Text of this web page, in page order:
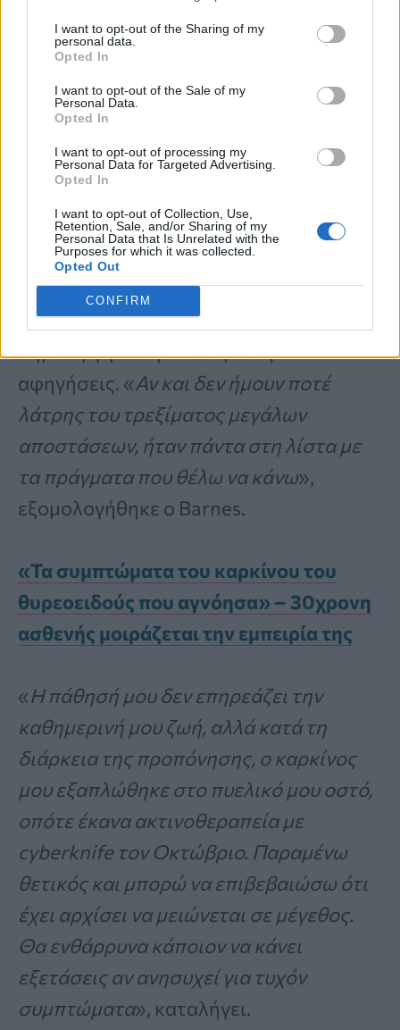
I want to opt-out of the Sharing of my
personal data.
Opted In
I want to opt-out of the Sale of my
Personal Data.
Opted In
I want to opt-out of processing my
Personal Data for Targeted Advertising.
Opted In
I want to opt-out of Collection, Use,
Retention, Sale, and/or Sharing of my
Personal Data that Is Unrelated with the
Purposes for which it was collected.
Opted Out
CONFIRM
και οι δύο γιοι μου θα σκέφτονται το ίδιο
τα επόμενα χρόνια», προσθέτει.
Τον Μάρτιο του 2024,ξεκίνησε την
εμπειρία του στο τρέξιμο
ολοκληρώνοντας με επιτυχία έναν
ημιμαραθώνιο μέχρι τον Μάιο. Τώρα,
ετοιμάζεται να συμμετάσχει στον
Μαραθώνιο Flawed Hero, μια
διοργάνωση που έχει σχεδιαστεί για να
ενθαρρύνει τη συμπερίληψη και να
δημιουργήσει εμπνευσμένες
αφηγήσεις. «Αν και δεν ήμουν ποτέ
λάτρης του τρεξίματος μεγάλων
αποστάσεων, ήταν πάντα στη λίστα με
τα πράγματα που θέλω να κάνω»,
εξομολογήθηκε ο Barnes.
«Τα συμπτώματα του καρκίνου του
θυρεοειδούς που αγνόησα» – 30χρονη
ασθενής μοιράζεται την εμπειρία της
«Η πάθησή μου δεν επηρεάζει την
καθημερινή μου ζωή, αλλά κατά τη
διάρκεια της προπόνησης, ο καρκίνος
μου εξαπλώθηκε στο πυελικό μου οστό,
οπότε έκανα ακτινοθεραπεία με
cyberknife τον Οκτώβριο. Παραμένω
θετικός και μπορώ να επιβεβαιώσω ότι
έχει αρχίσει να μειώνεται σε μέγεθος.
Θα ενθάρρυνα κάποιον να κάνει
εξετάσεις αν ανησυχεί για τυχόν
συμπτώματα», καταλήγει.